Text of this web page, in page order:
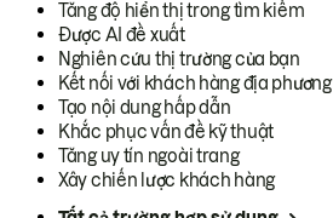
Tăng độ hiển thị trong tìm kiếm
Được AI đề xuất
Nghiên cứu thị trường của bạn
Kết nối với khách hàng địa phương
Tạo nội dung hấp dẫn
Khắc phục vấn đề kỹ thuật
Tăng uy tín ngoài trang
Xây chiến lược khách hàng